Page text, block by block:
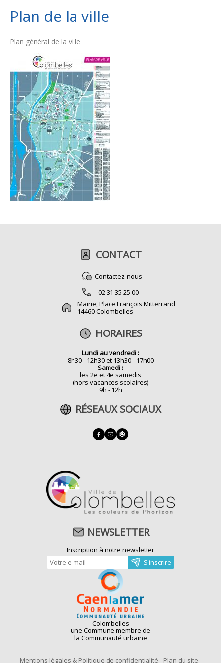
Plan de la ville
Plan général de la ville
CONTACT
Contactez-nous
02 31 35 25 00
Mairie, Place François Mitterrand
14460 Colombelles
HORAIRES
Lundi au vendredi :
8h30 - 12h30 et 13h30 - 17h00
Samedi :
les 2e et 4e samedis
(hors vacances scolaires)
9h - 12h
RÉSEAUX SOCIAUX
NEWSLETTER
Inscription à notre newsletter
Colombelles
une Commune membre de
la Communauté urbaine
Mentions légales & Politique de confidentialité - Plan du site -
Plans
Demandes légales
Marchés publics
Grands projets